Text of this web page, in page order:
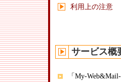
利用上の注意
サービス概
「My-